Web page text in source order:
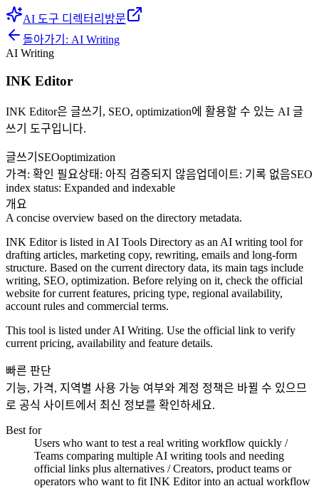
AI 도구 디렉터리 방문
돌아가기: AI Writing
AI Writing
INK Editor
INK Editor은 글쓰기, SEO, optimization에 활용할 수 있는 AI 글
쓰기 도구입니다.
글쓰기 SEOoptimization
가격: 확인 필요상태 : 아직 검증되지 않음업데이트: 기록 없음SEO
index status: Expanded and indexable
개요
A concise overview based on the directory metadata.
INK Editor is listed in AI Tools Directory as an AI writing tool for
drafting articles, marketing copy, rewriting, emails and long-form
structure. Based on the current directory data, its main tags include
writing, SEO, optimization. Before relying on it, check the official
website for current features, pricing type, regional availability,
account rules and commercial terms.
This tool is listed under AI Writing. Use the official link to verify
current pricing, availability and feature details.
빠른 판단
기능, 가격, 지역별 사용 가능 여부와 계정 정책은 바뀔 수 있으므
로 공식 사이트에서 최신 정보를 확인하세요.
Best for
Users who want to test a real writing workflow quickly /
Teams comparing multiple AI writing tools and needing
official links plus alternatives / Creators, product teams or
operators who want to fit INK Editor into an actual workflow